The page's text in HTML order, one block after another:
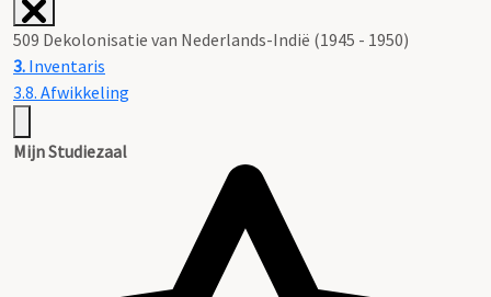
509 Dekolonisatie van Nederlands-Indië (1945 - 1950)
3. Inventaris
3.8. Afwikkeling
Mijn Studiezaal